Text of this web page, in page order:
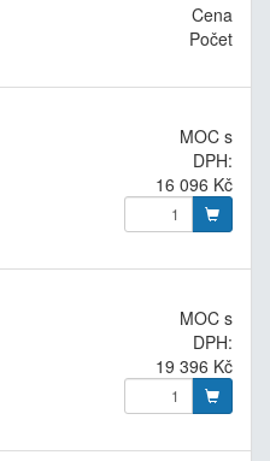
Cena
Počet
MOC s
DPH:
16 096 Kč
MOC s
DPH:
19 396 Kč